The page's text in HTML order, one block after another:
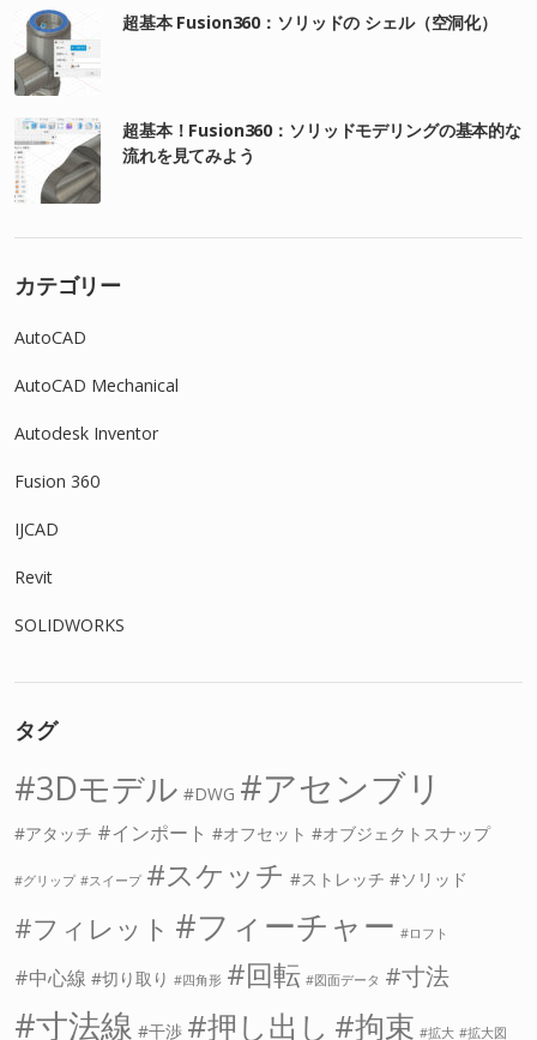
超基本 Fusion360：ソリッドの シェル（空洞化）
超基本！Fusion360：ソリッドモデリングの基本的な
流れを見てみよう
カテゴリー
AutoCAD
AutoCAD Mechanical
Autodesk Inventor
Fusion 360
IJCAD
Revit
SOLIDWORKS
タグ
3Dモデル DWG アセンブリ
アタッチ インポート オフセット オブジェクトスナップ
グリップ スイープ スケッチ ストレッチ ソリッド
フィレット フィーチャー ロフト
中心線 切り取り 四角形 回転 図面データ 寸法
寸法線 干渉 押し出し 拘束 拡大 拡大図